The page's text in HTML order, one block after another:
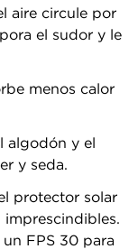
aire circule por
el sudor y le
menos calor
algodón y el
y seda.
protector solar
imprescindibles.
FPS 30 para